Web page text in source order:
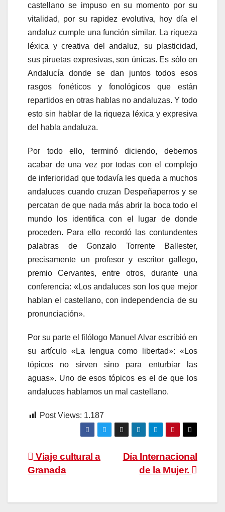
castellano se impuso en su momento por su
vitalidad, por su rapidez evolutiva, hoy día el
andaluz cumple una función similar. La riqueza
léxica y creativa del andaluz, su plasticidad,
sus piruetas expresivas, son únicas. Es sólo en
Andalucía donde se dan juntos todos esos
rasgos fonéticos y fonológicos que están
repartidos en otras hablas no andaluzas. Y todo
esto sin hablar de la riqueza léxica y expresiva
del habla andaluza.
Por todo ello, terminó diciendo, debemos
acabar de una vez por todas con el complejo
de inferioridad que todavía les queda a muchos
andaluces cuando cruzan Despeñaperros y se
percatan de que nada más abrir la boca todo el
mundo los identifica con el lugar de donde
proceden. Para ello recordó las contundentes
palabras de Gonzalo Torrente Ballester,
precisamente un profesor y escritor gallego,
premio Cervantes, entre otros, durante una
conferencia: «Los andaluces son los que mejor
hablan el castellano, con independencia de su
pronunciación».
Por su parte el filólogo Manuel Alvar escribió en
su artículo «La lengua como libertad»: «Los
tópicos no sirven sino para enturbiar las
aguas». Uno de esos tópicos es el de que los
andaluces hablamos un mal castellano.
Post Views: 1.187
Navegación
de
entradas
Día Internacional
de la Mujer.
Viaje cultural a
Granada